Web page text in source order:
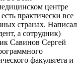
центре
практически все
странах. Написал
а сотрудник)
Савинов Сергей
факультета и